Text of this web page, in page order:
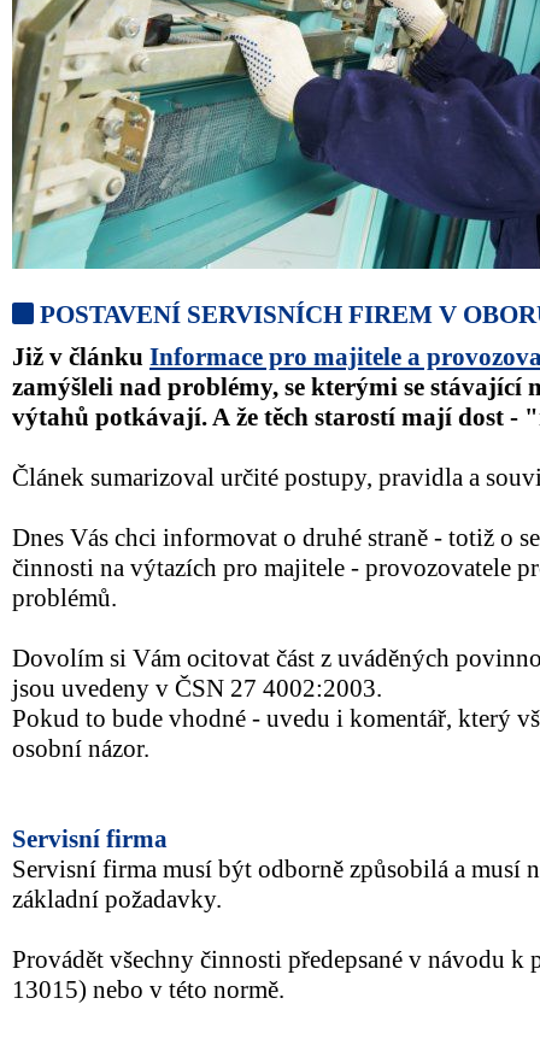
POSTAVENÍ SERVISNÍCH FIREM V
Již v článku Informace pro majitele a
zamýšleli nad problémy, se kterými se stávající
výtahů potkávají. A že těch starostí mají dost -
Článek sumarizoval určité postupy, pravidla a
Dnes Vás chci informovat o druhé straně - totiž o
činnosti na výtazích pro majitele - provozovatele
problémů.
Dovolím si Vám ocitovat část z uváděných
jsou uvedeny v ČSN 27 4002:2003.
Pokud to bude vhodné - uvedu i komentář, který
osobní názor.
Servisní firma
Servisní firma musí být odborně způsobilá a musí
základní požadavky.
Provádět všechny činnosti předepsané v návodu
13015) nebo v této normě.